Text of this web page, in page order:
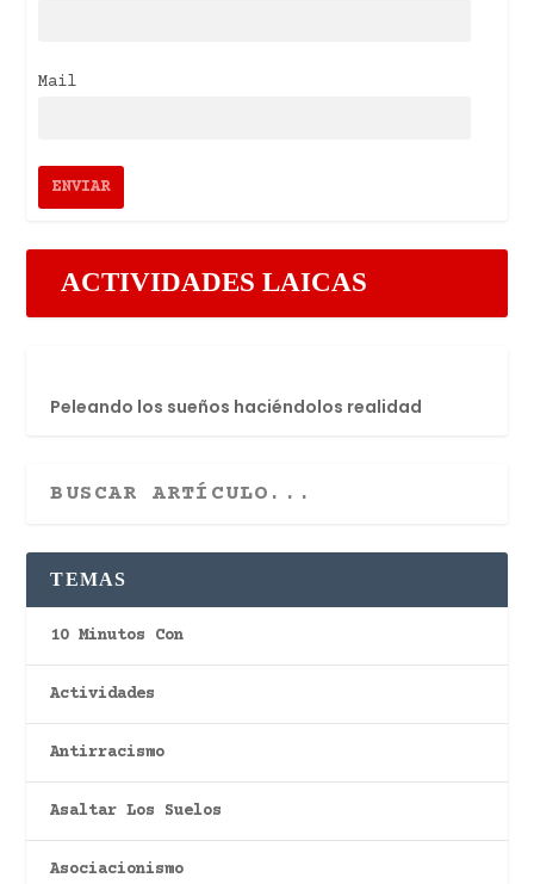
Mail
ACTIVIDADES LAICAS
Peleando los sueños haciéndolos realidad
TEMAS
10 Minutos Con
Actividades
Antirracismo
Asaltar Los Suelos
Asociacionismo